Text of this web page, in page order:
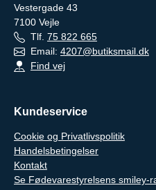
Vestergade 43
7100 Vejle
Tlf. 75 822 665
Email: 4207@butiksmail.dk
Find vej
Kundeservice
Cookie og Privatlivspolitik
Handelsbetingelser
Kontakt
Se Fødevarestyrelsens smiley-